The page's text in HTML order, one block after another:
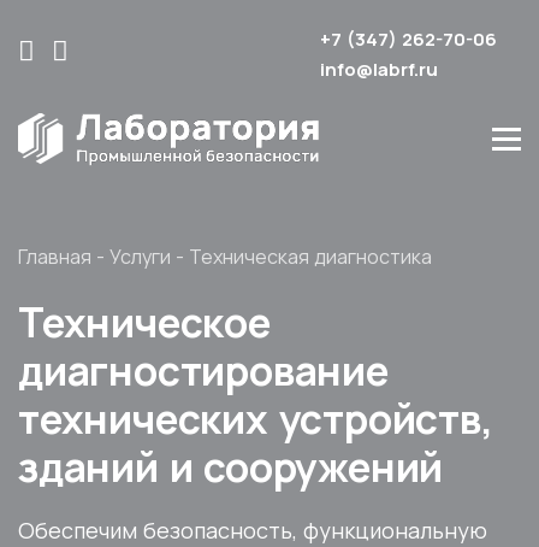
+7 (347) 262-70-06
info@labrf.ru
Главная - Услуги - Техническая диагностика
Техническое
диагностирование
технических устройств,
зданий и сооружений
Обеспечим безопасность, функциональную